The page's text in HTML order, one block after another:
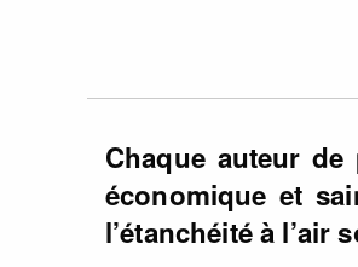
Chaque auteur
économique et
l’étanchéité à